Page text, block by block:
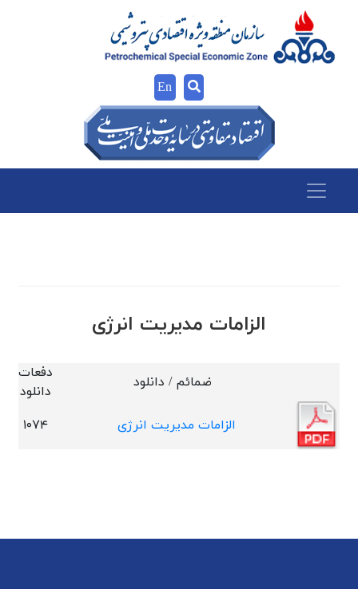
En
الزامات مدیریت انرژی
ضمائم / دانلود
دفعات
دانلود
الزامات مدیریت انرژی
۱۰۷۴